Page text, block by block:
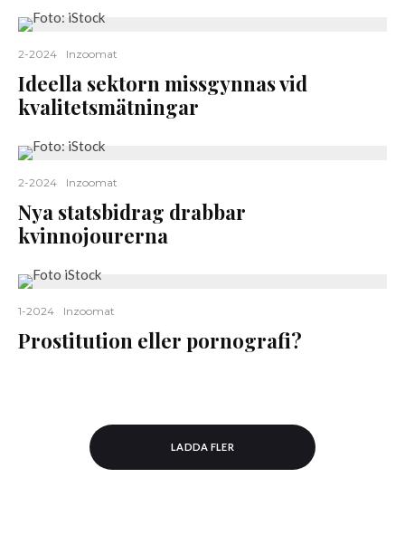
2-2024 Inzoomat
Ideella sektorn missgynnas vid
kvalitetsmätningar
2-2024 Inzoomat
Nya statsbidrag drabbar
kvinnojourerna
1-2024 Inzoomat
Prostitution eller pornografi?
LADDA FLER